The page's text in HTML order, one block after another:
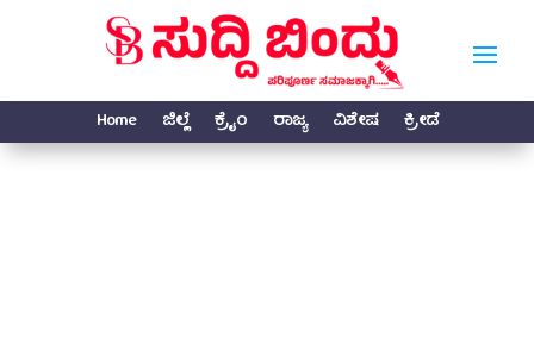
Home ಜಿಲ್ಲೆ ಕ್ರೈಂ ರಾಜ್ಯ ವಿಶೇಷ ಕ್ರೀಡೆ